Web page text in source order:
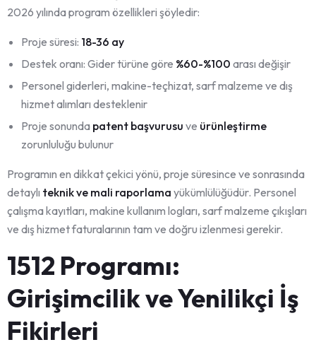
2026 yılında program özellikleri şöyledir:
Proje süresi: 18-36 ay
Destek oranı: Gider türüne göre %60-%100 arası değişir
Personel giderleri, makine-teçhizat, sarf malzeme ve dış
hizmet alımları desteklenir
Proje sonunda patent başvurusu ve ürünleştirme
zorunluluğu bulunur
Programın en dikkat çekici yönü, proje süresince ve sonrasında
detaylı teknik ve mali raporlama yükümlülüğüdür. Personel
çalışma kayıtları, makine kullanım logları, sarf malzeme çıkışları
ve dış hizmet faturalarının tam ve doğru izlenmesi gerekir.
1512 Programı:
Girişimcilik ve Yenilikçi İş
Fikirleri